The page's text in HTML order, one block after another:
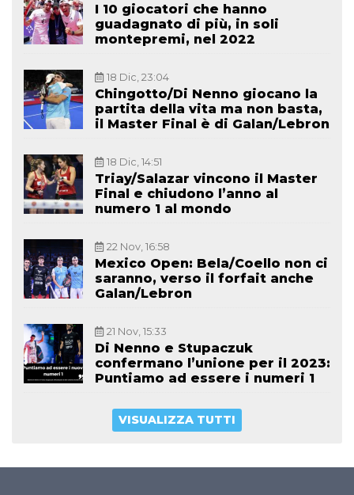
I 10 giocatori che hanno
guadagnato di più, in soli
montepremi, nel 2022
18 Dic, 23:04
Chingotto/Di Nenno giocano la
partita della vita ma non basta,
il Master Final è di Galan/Lebron
18 Dic, 14:51
Triay/Salazar vincono il Master
Final e chiudono l’anno al
numero 1 al mondo
22 Nov, 16:58
Mexico Open: Bela/Coello non ci
saranno, verso il forfait anche
Galan/Lebron
21 Nov, 15:33
Di Nenno e Stupaczuk
confermano l’unione per il 2023:
Puntiamo ad essere i numeri 1
VISUALIZZA TUTTI